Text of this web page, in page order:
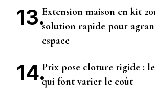
Extension maison en kit
solution rapide pour
espace
Prix pose cloture rigide :
qui font varier le coût